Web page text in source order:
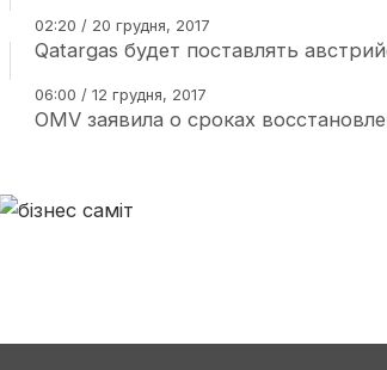
02:20 / 20 грудня, 2017
Qatargas будет поставлять
06:00 / 12 грудня, 2017
OMV заявила о сроках